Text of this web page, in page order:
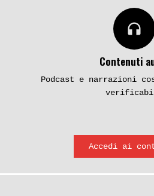
headphones
Contenuti
Podcast e narrazioni
Accedi ai